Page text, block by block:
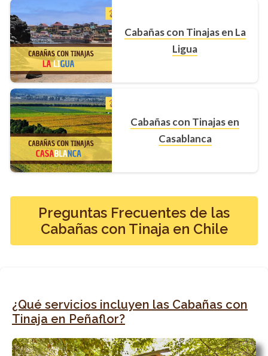
Cabañas con Tinajas en La
Ligua
Cabañas con Tinajas en
Casablanca
Preguntas Frecuentes de las
Cabañas con Tinaja en Chile
¿Qué servicios incluyen las Cabañas con
Tinaja en Peñaflor?